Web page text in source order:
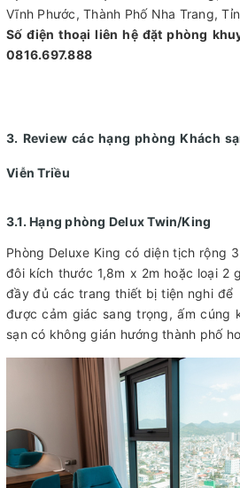
Vĩnh Phước, Thành Phố Nha Trang,
Số điện thoại liên hệ đặt phòng
0816.697.888
3. Review các hạng phòng Khách
Viễn Triều
3.1. Hạng phòng Delux Twin/King
Phòng Deluxe King có diện tịch rộng
đôi kích thước 1,8m x 2m hoặc loại 2
đầy đủ các trang thiết bị tiện nghi để
được cảm giác sang trọng, ấm cúng
sạn có không gián hướng thành phố